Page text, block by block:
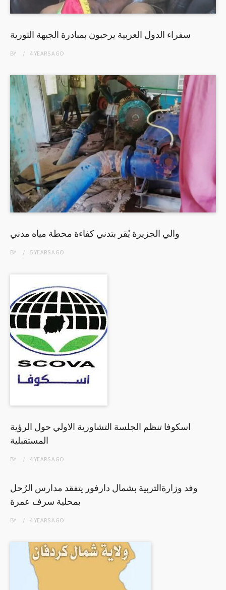
سفراء الدول العربية يرحبون بمبادرة الجبهة الثورية
BY 4 YEARSAGO
والي الجزيرة يُقر بتدني كفاءة محطة مياه مدني
BY 5 YEARSAGO
اسكوفا تنظم الجلسة التشاورية الاولي حول الرؤية
المستقبلية
BY 4 YEARSAGO
وفد وزارةالتربية بشمال دارفور يتفقد مدارس الرُحل
بمحلية سرف عمرة
BY 4 YEARSAGO